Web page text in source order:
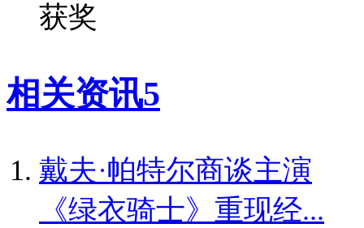
获奖
相关资讯5
戴夫·帕特尔商谈主演
《绿衣骑士》重现经...